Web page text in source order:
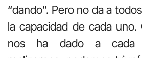
“dando”. Pero no da a
la capacidad de cada
nos ha dado a cada